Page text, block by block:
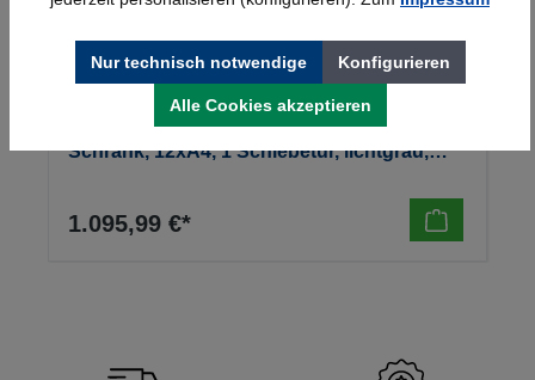
Kerkmann Prospekt- u. Zeitschriften-
Schrank, 12xA4, 1 Schiebetür, lichtgrau,
1.095,99 €*
Nur technisch notwendige Konfigurieren
Alle Cookies akzeptieren